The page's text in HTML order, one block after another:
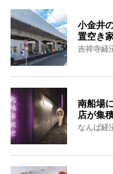
小金井
置空き
吉祥寺経
南船場
店が集
なんば経